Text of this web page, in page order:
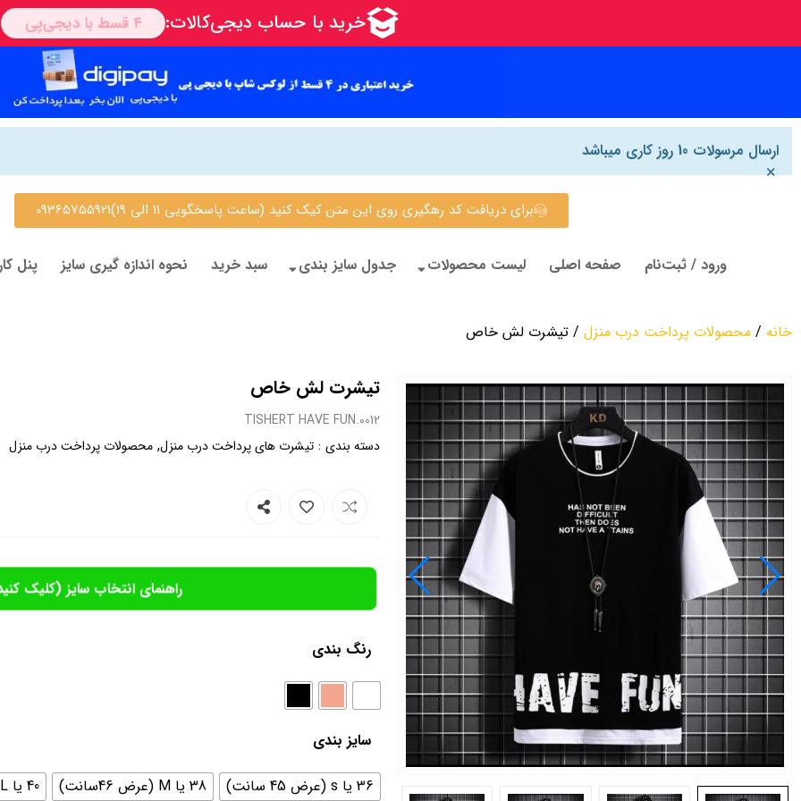
ارسال مرسولات 10 روز کاری میباشد
×
برای دریافت کد رهگیری روی این متن کیک کنید (ساعت پاسخگویی 11 الی 19)09365755921
ورود / ثبت‌نام صفحه اصلی لیست محصولات جدول سایز بندی سبد خرید نحوه اندازه گیری سایز پنل
خانه / محصولات پرداخت درب منزل / تیشرت لش خاص
تیشرت لش خاص
0012.TISHERT HAVE FUN
دسته بندی : تیشرت های پرداخت درب منزل, محصولات پرداخت درب منزل
راهنمای انتخاب سایز (کلیک
رنگ بندی
سایز بندی
36 یا s (عرض 45 سانت) 38 یا M (عرض 46سانت) 40 یا L (عرض 48 سانت)